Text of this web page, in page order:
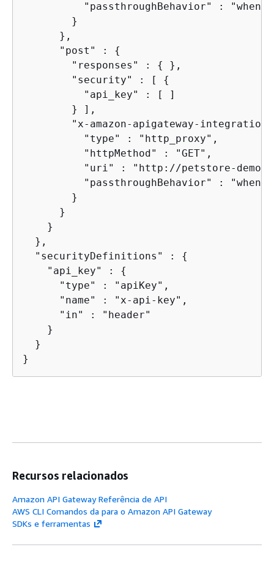
"passthroughBehavior" :
        }
      },
      "post" :
{
        "responses" :
{
},
        "security" : [
{
          "api_key" : [ ]
        } ],
"x-amazon-apigateway-
          "type" : "http_proxy",
          "httpMethod" : "GET",
"uri" : "http://petstore-
"passthroughBehavior" :
        }
      }
    }
  },
  "securityDefinitions" :
{
    "api_key" :
{
      "type" : "apiKey",
      "name" : "x-api-key",
      "in" : "header"
    }
  }
}
Recursos relacionados
Amazon API Gateway Referência de API
AWS CLI Comandos da para o Amazon API Gateway
SDKs e ferramentas